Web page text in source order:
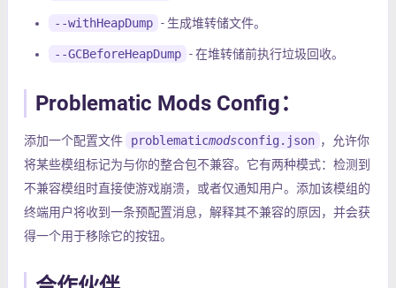
--withHeapDump - 生成堆转储文件。
--GCBeforeHeapDump - 在堆转储前执行垃圾回收。
Problematic Mods Config：
添加一个配置文件 problematicmodsconfig.json ，允许你
将某些模组标记为与你的整合包不兼容。它有两种模式：检测到
不兼容模组时直接使游戏崩溃，或者仅通知用户。添加该模组的
终端用户将收到一条预配置消息，解释其不兼容的原因，并会获
得一个用于移除它的按钮。